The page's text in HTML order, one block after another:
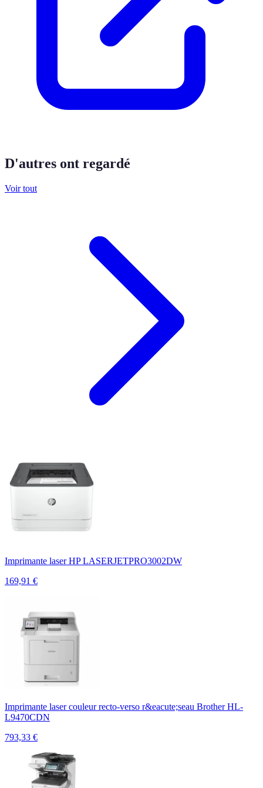
D'autres ont regardé
Voir tout
Imprimante laser HP LASERJETPRO3002DW
169,91 €
Imprimante laser couleur recto-verso r&eacute;seau Brother HL-
L9470CDN
793,33 €